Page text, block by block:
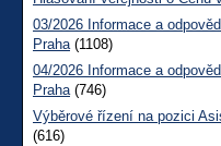
03/2026 Informace a
Praha(1108)
04/2026 Informace a
Praha(746)
Výběrové řízení na pozici
(616)